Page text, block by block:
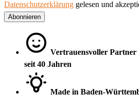
Datenschutzerklärung gelesen und
Abonnieren
Vertrauensvoller Partner
seit 40 Jahren
Made in Baden-